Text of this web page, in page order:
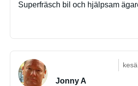
Superfräsch bil och hjälpsam
Jonny A